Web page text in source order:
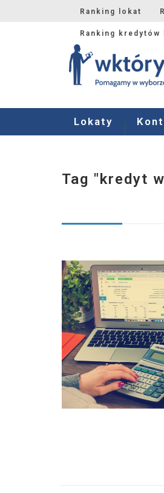
Ranking lokat
Ranking
Lokaty
Tag "kredyt